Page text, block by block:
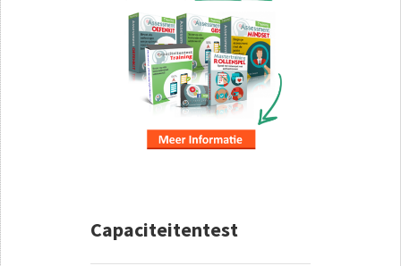
Capaciteitentest